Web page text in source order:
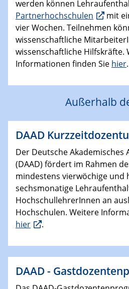
werden können
Partnerhochschulen
mit
vier Wochen. Teilnehmen
wissenschaftliche
wissenschaftliche Hilfskräfte.
Informationen finden Sie hier.
Außerhalb
DAAD
Der Deutsche Akademisches
(DAAD) fördert im Rahmen
mindestens vierwöchige und
sechsmonatige
HochschullehrerInnen an
Hochschulen. Weitere
hier
.
DAAD -